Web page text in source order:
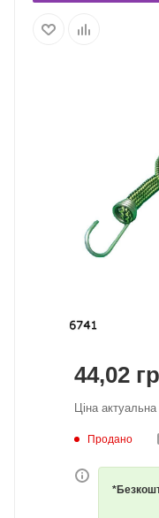
44,02
Ціна
Продано